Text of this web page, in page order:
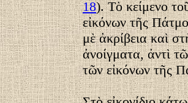
18). Τὸ κείμενο
εἰκόνων τῆς
μὲ ἀκρίβεια καὶ
ἀνοίγματα, ἀντὶ
τῶν εἰκόνων τῆς